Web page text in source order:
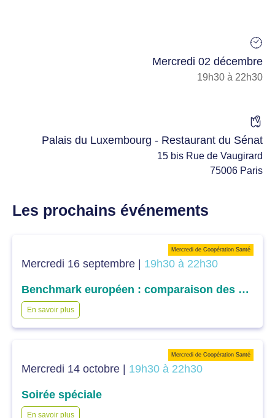
Mercredi 02 décembre
19h30 à 22h30
Palais du Luxembourg - Restaurant du Sénat
15 bis Rue de Vaugirard
75006 Paris
Les prochains événements
Mercredi 16 septembre | 19h30 à 22h30
Mercredi de Coopération Santé
Benchmark européen : comparaison des différents systèmes de santé européens dans l’accès aux soins
En savoir plus
Mercredi 14 octobre | 19h30 à 22h30
Mercredi de Coopération Santé
Soirée spéciale
En savoir plus